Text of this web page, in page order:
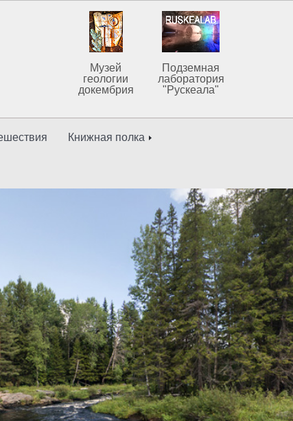
Музей
геологии
докембрия
Подземная
лаборатория
"Рускеала"
Книжная полка